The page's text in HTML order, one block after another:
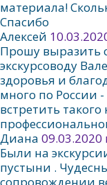
материала!
Спасибо
Алексей
Прошу выразить
экскурсоводу
здоровья и
много по России
встретить такого
Диана 09.03.2020
Были на
пустыни .
сопровождении